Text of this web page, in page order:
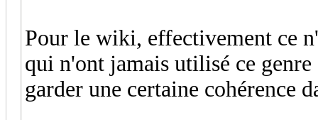
Pour le wiki, effectivement ce
qui n'ont jamais utilisé ce
garder une certaine cohérence